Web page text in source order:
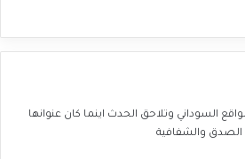
السوداني وتلاحق الحدث اينما كان عنوانها
الصدق والشفافية